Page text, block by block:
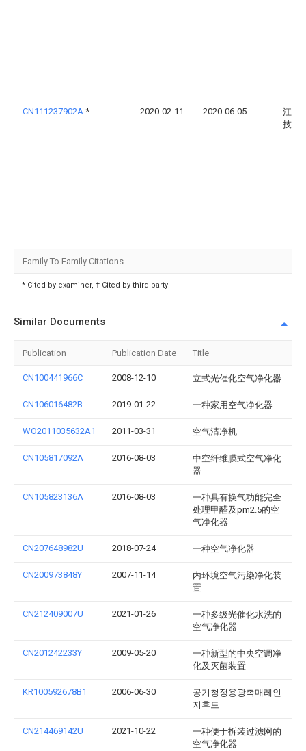
CN111237902A * 2020-02-11 2020-06-05
江阴
技术
Family To Family Citations
* Cited by examiner, † Cited by third party
Similar Documents
Publication Publication Date Title
CN100441966C 2008-12-10 立式光催化空气净化器
CN106016482B 2019-01-22 一种家用空气净化器
WO2011035632A1 2011-03-31 空气清净机
CN105817092A 2016-08-03
中空纤维膜式空气净化
器
CN105823136A 2016-08-03
一种具有换气功能完全
处理甲醛及pm2.5的空
气净化器
CN207648982U 2018-07-24 一种空气净化器
CN200973848Y 2007-11-14
内环境空气污染净化装
置
CN212409007U 2021-01-26
一种多级光催化水洗的
空气净化器
CN201242233Y 2009-05-20
一种新型的中央空调净
化及灭菌装置
KR100592678B1 2006-06-30
공기청정용광촉매레인
지후드
CN214469142U 2021-10-22
一种便于拆装过滤网的
空气净化器